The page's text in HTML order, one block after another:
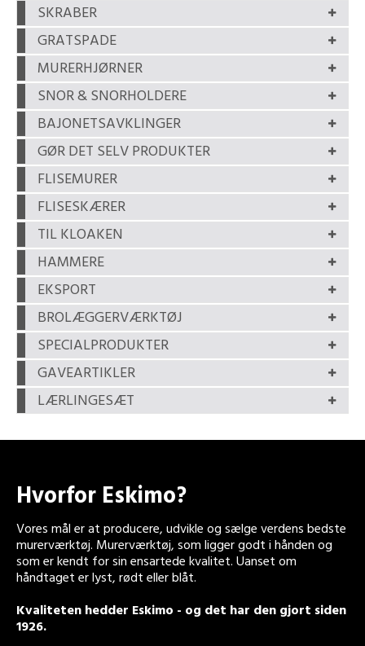
SKRABER
GRATSPADE
MURERHJØRNER
SNOR & SNORHOLDERE
BAJONETSAVKLINGER
GØR DET SELV PRODUKTER
FLISEMURER
FLISESKÆRER
TIL KLOAKEN
HAMMERE
EKSPORT
BROLÆGGERVÆRKTØJ
SPECIALPRODUKTER
GAVEARTIKLER
LÆRLINGESÆT
Hvorfor Eskimo?
Vores mål er at producere, udvikle og sælge verdens bedste
murerværktøj. Murerværktøj, som ligger godt i hånden og
som er kendt for sin ensartede kvalitet. Uanset om
håndtaget er lyst, rødt eller blåt.
Kvaliteten hedder Eskimo - og det har den gjort siden
1926.